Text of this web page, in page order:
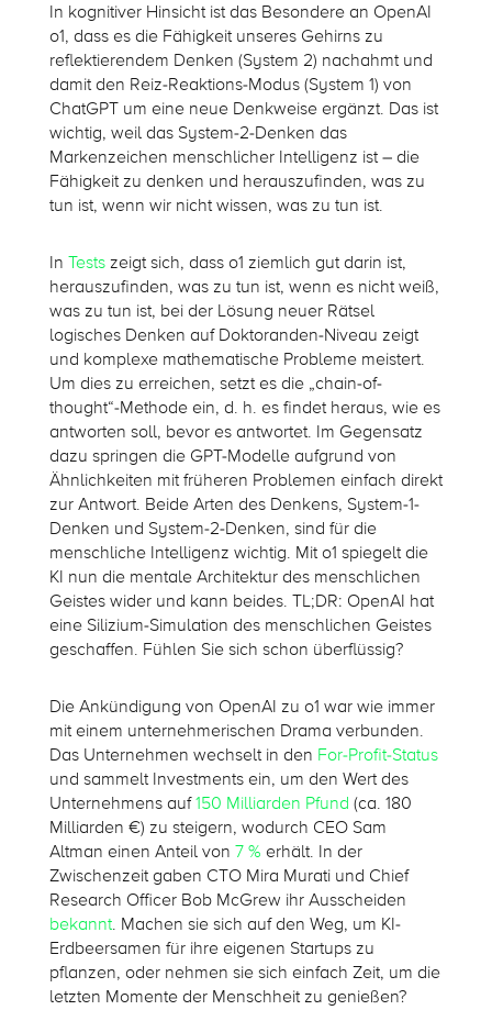
In kognitiver Hinsicht ist das Besondere an OpenAI
o1, dass es die Fähigkeit unseres Gehirns zu
reflektierendem Denken (System 2) nachahmt und
damit den Reiz-Reaktions-Modus (System 1) von
ChatGPT um eine neue Denkweise ergänzt. Das ist
wichtig, weil das System-2-Denken das
Markenzeichen menschlicher Intelligenz ist – die
Fähigkeit zu denken und herauszufinden, was zu
tun ist, wenn wir nicht wissen, was zu tun ist.
In Testszeigt sich, dass o1 ziemlich gut darin ist,
herauszufinden, was zu tun ist, wenn es nicht weiß,
was zu tun ist, bei der Lösung neuer Rätsel
logisches Denken auf Doktoranden-Niveau zeigt
und komplexe mathematische Probleme meistert.
Um dies zu erreichen, setzt es die „chain-of-
thought“-Methode ein, d. h. es findet heraus, wie es
antworten soll, bevor es antwortet. Im Gegensatz
dazu springen die GPT-Modelle aufgrund von
Ähnlichkeiten mit früheren Problemen einfach direkt
zur Antwort. Beide Arten des Denkens, System-1-
Denken und System-2-Denken, sind für die
menschliche Intelligenz wichtig. Mit o1 spiegelt die
KI nun die mentale Architektur des menschlichen
Geistes wider und kann beides. TL;DR: OpenAI hat
eine Silizium-Simulation des menschlichen Geistes
geschaffen. Fühlen Sie sich schon überflüssig?
Die Ankündigung von OpenAI zu o1 war wie immer
mit einem unternehmerischen Drama verbunden.
Das Unternehmen wechselt in den For-Profit-Status
und sammelt Investments ein, um den Wert des
Unternehmens auf150 Milliarden Pfund (ca. 180
Milliarden €) zu steigern, wodurch CEO Sam
Altman einen Anteil von 7 % erhält. In der
Zwischenzeit gaben CTO Mira Murati und Chief
Research Officer Bob McGrew ihr Ausscheiden
bekannt. Machen sie sich auf den Weg, um KI-
Erdbeersamen für ihre eigenen Startups zu
pflanzen, oder nehmen sie sich einfach Zeit, um die
letzten Momente der Menschheit zu genießen?